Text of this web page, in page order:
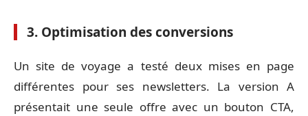
3. Optimisation des conversions
Un site de voyage a testé deux mises en page
différentes pour ses newsletters. La version A
présentait une seule offre avec un bouton CTA,